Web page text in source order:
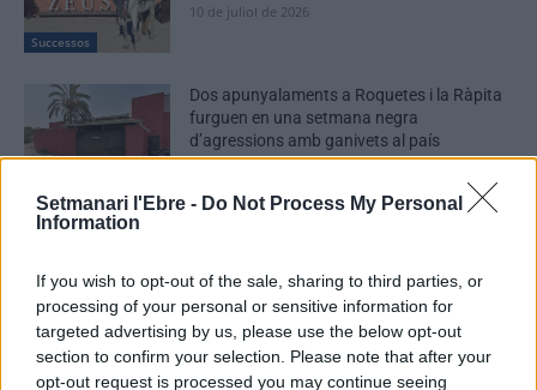
Setmanari l'Ebre - Do Not Process My Personal
Information
If you wish to opt-out of the sale, sharing to third parties, or
processing of your personal or sensitive information for
targeted advertising by us, please use the below opt-out
section to confirm your selection. Please note that after your
opt-out request is processed you may continue seeing
Successos
10 de juliol de 2026
Dos apunyalaments a Roquetes i la Ràpita
furguen en una setmana negra
d’agressions amb ganivets al país
Successos
comerços a Amposta
7 de maig de 2026